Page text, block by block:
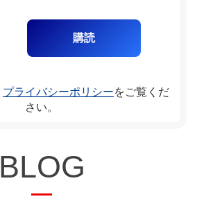
BLOG
プライバシーポリシーをご覧くだ
さい。